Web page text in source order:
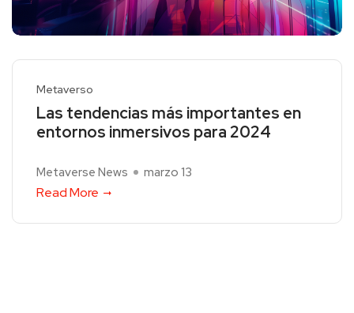
Metaverso
Las tendencias más importantes en
entornos inmersivos para 2024
Metaverse News marzo 13
Read More